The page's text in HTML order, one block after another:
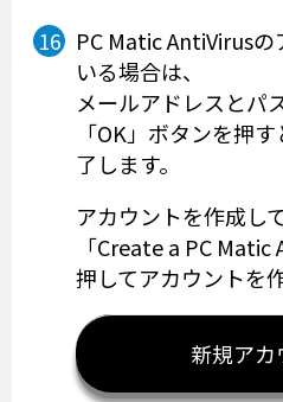
PC Matic AntiVirus
いる場合は、
メールアドレスとパ
「OK」ボタンを押
了します。
アカウントを作成し
「Create a PC
押してアカウントを
新規ア